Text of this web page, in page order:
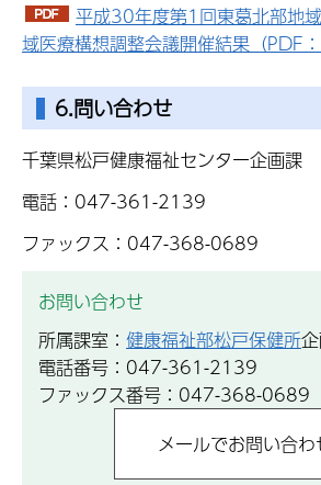
平成30年度第1回東葛北部地
域医療構想調整会議開催結果（PDF
6.問い合わせ
千葉県松戸健康福祉センター企画課
電話：047-361-2139
ファックス：047-368-0689
お問い合わせ
所属課室： 健康福祉部松戸保健所
電話番号：047-361-2139
ファックス番号：047-368-0689